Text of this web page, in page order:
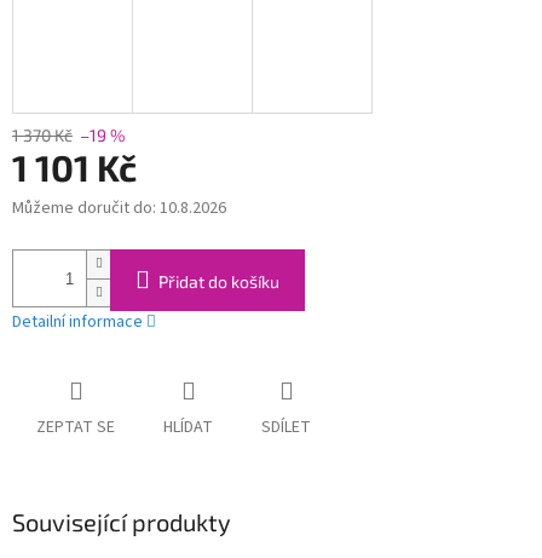
1 370 Kč –19 %
1 101 Kč
Měrná
Můžeme doručit do: 10.8.2026
Přidat do košíku
Detailní informace
ZEPTAT SE HLÍDAT SDÍLET
Související produkty